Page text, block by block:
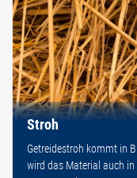
Stroh
Getreidestroh kommt in
wird das Material auch